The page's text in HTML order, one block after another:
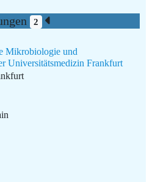
2
Mikrobiologie und
Universitätsmedizin Frankfurt